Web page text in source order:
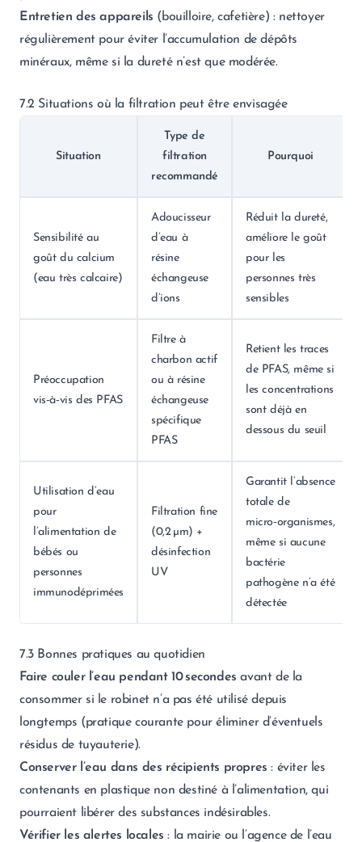
Entretien des appareils (bouilloire, cafetière) : nettoyer
régulièrement pour éviter l’accumulation de dépôts
minéraux, même si la dureté n’est que modérée.
7.2 Situations où la filtration peut être envisagée
Situation
Type de
filtration
recommandé
Pourquoi
Sensibilité au
goût du calcium
(eau très calcaire)
Adoucisseur
d’eau à
résine
échangeuse
d’ions
Réduit la dureté,
améliore le goût
pour les
personnes très
sensibles
Préoccupation
vis‑à‑vis des PFAS
Filtre à
charbon actif
ou à résine
échangeuse
spécifique
PFAS
Retient les traces
de PFAS, même si
les concentrations
sont déjà en
dessous du seuil
Utilisation d’eau
pour
l’alimentation de
bébés ou
personnes
immunodéprimées
Filtration fine
(0,2 µm) +
désinfection
UV
Garantit l’absence
totale de
micro‑organismes,
même si aucune
bactérie
pathogène n’a été
détectée
7.3 Bonnes pratiques au quotidien
Faire couler l’eau pendant 10 secondes avant de la
consommer si le robinet n’a pas été utilisé depuis
longtemps (pratique courante pour éliminer d’éventuels
résidus de tuyauterie).
Conserver l’eau dans des récipients propres : éviter les
contenants en plastique non destiné à l’alimentation, qui
pourraient libérer des substances indésirables.
Vérifier les alertes locales : la mairie ou l’agence de l’eau